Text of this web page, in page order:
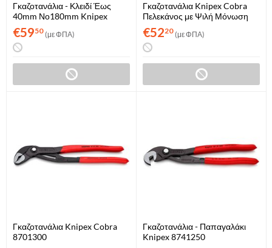
Γκαζοτανάλια - Κλειδί Έως
40mm Νο180mm Knipex
8601180
€5950 (με ΦΠΑ)
Γκαζοτανάλια Knipex Cobra
Πελεκάνος με Ψιλή Μόνωση
Νο250mm 8751250
€5220 (με ΦΠΑ)
Γκαζοτανάλια Knipex Cobra
8701300
Γκαζοτανάλια - Παπαγαλάκι
Knipex 8741250